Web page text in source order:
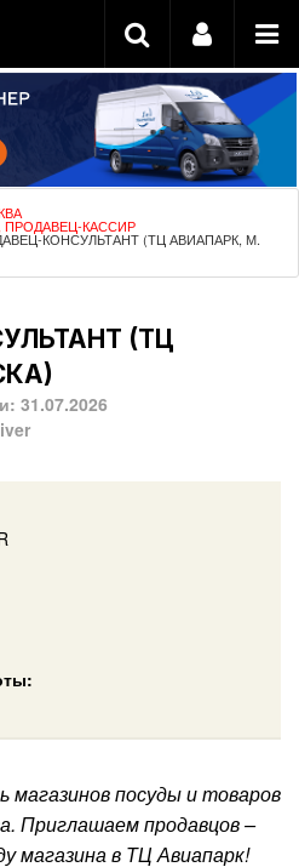
ПРОДАВЕЦ-КАССИР
КОНСУЛЬТАНТ (ТЦ АВИАПАРК, М.
(ТЦ
31.07.2026
магазинов посуды и товаров
Приглашаем продавцов –
магазина в ТЦ Авиапарк!